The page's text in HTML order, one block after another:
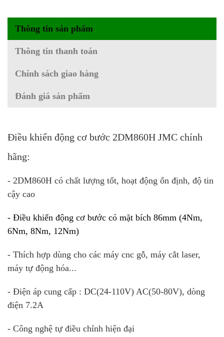
Thông tin sản phẩm
Thông tin thanh toán
Chính sách giao hàng
Đánh giá sản phẩm
Điều khiển động cơ bước 2DM860H JMC chính
hãng:
- 2DM860H có chất lượng tốt, hoạt động ổn định, độ tin
cậy cao
- Điều khiển động cơ bước có mặt bích 86mm (4Nm,
6Nm, 8Nm, 12Nm)
- Thích hợp dùng cho các máy cnc gỗ, máy cắt laser,
máy tự động hóa...
- Điện áp cung cấp : DC(24-110V) AC(50-80V), dòng
điện 7.2A
- Công nghệ tự điều chỉnh hiện đại